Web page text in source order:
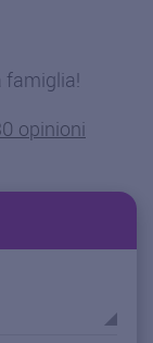
famiglia!
opinioni